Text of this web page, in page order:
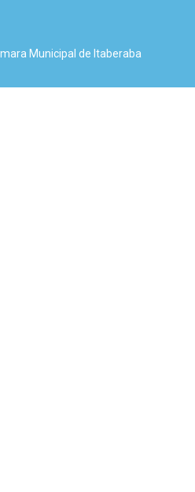
Municipal de Itaberaba